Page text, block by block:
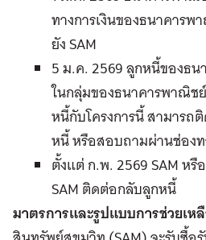
ทางการเงินของธนาคาร
ยัง SAM
5 ม.ค. 2569 ลูกหนี้ของธ
ในกลุ่มของธนาคารพาณิช
หนี้กับโครงการนี้ สามารถ
หนี้ หรือสอบถามผ่านช่องท
ตั้งแต่ ก.พ. 2569 SAM ห
SAM ติดต่อกลับลูกหนี้
มาตรการและรูปแบบการช่วยเ